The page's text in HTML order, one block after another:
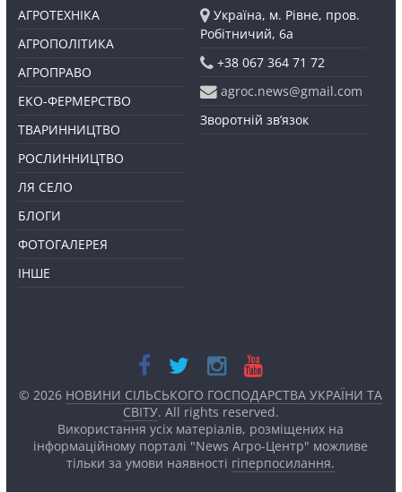
АГРОТЕХНІКА
АГРОПОЛІТИКА
АГРОПРАВО
ЕКО-ФЕРМЕРСТВО
ТВАРИННИЦТВО
РОСЛИННИЦТВО
ЛЯ СЕЛО
БЛОГИ
ФОТОГАЛЕРЕЯ
ІНШЕ
Україна, м. Рівне, пров.
Робітничий, 6а
+38 067 364 71 72
agroc.news@gmail.com
Зворотній зв’язок
© 2026 НОВИНИ СІЛЬСЬКОГО ГОСПОДАРСТВА УКРАЇНИ ТА
СВІТУ. All rights reserved.
Використання усіх матеріалів, розміщених на
інформаційному порталі "News Агро-Центр" можливе
тільки за умови наявності гіперпосилання.